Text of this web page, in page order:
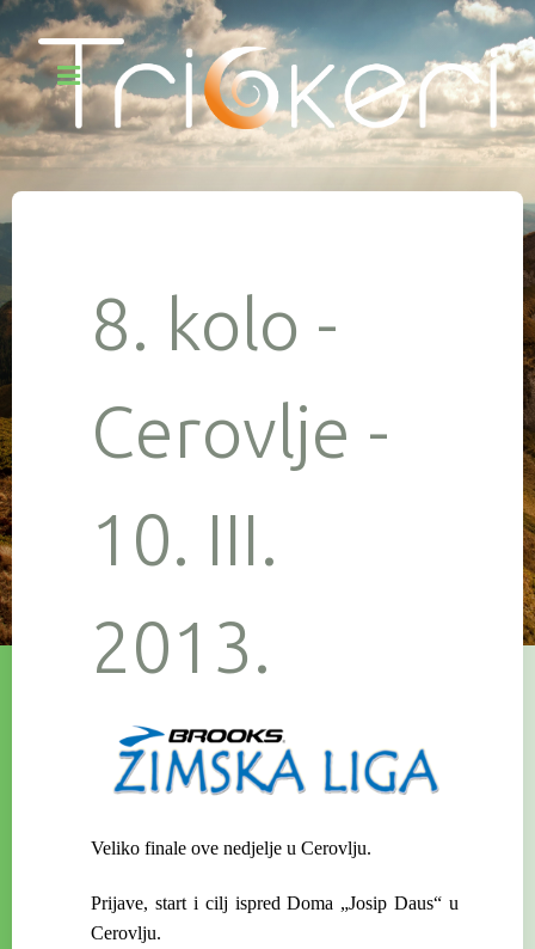
8. kolo -
Cerovlje -
10. III.
2013.
Veliko finale ove nedjelje u Cerovlju.
Prijave, start i cilj ispred Doma „Josip Daus“ u
Cerovlju.